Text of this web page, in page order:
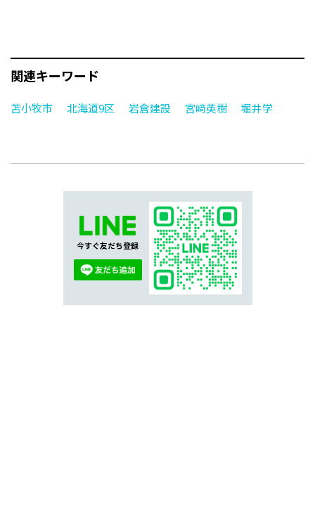
関連キーワード
苫小牧市 北海道9区 岩倉建設 宮﨑英樹 堀井学
今すぐ友だち登録